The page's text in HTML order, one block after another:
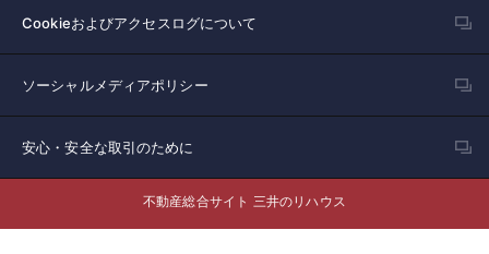
Cookieおよびアクセスログについて
ソーシャルメディアポリシー
安心・安全な取引のために
不動産総合サイト 三井のリハウス